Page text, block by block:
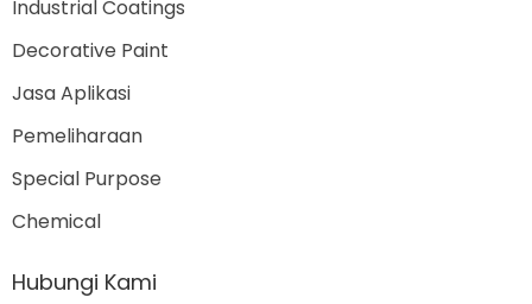
Industrial Coatings
Decorative Paint
Jasa Aplikasi
Pemeliharaan
Special Purpose
Chemical
Hubungi Kami